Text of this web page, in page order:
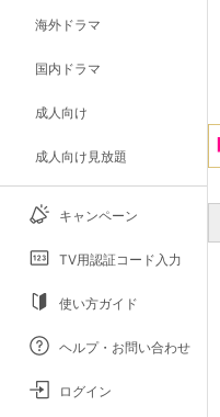
海外ドラマ
国内ドラマ
成人向け
成人向け見放題
キャンペーン
TV用認証コード入力
使い方ガイド
ヘルプ・お問い合わせ
ログイン